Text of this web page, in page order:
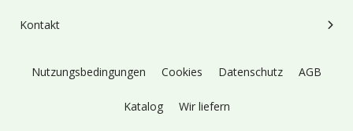
Kontakt
Nutzungsbedingungen Cookies Datenschutz AGB
Katalog Wir liefern